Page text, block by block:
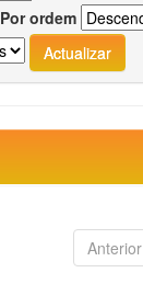
Por ordem
Anterior